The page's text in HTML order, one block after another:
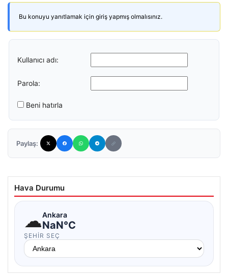
Bu konuyu yanıtlamak için giriş yapmış olmalısınız.
Kullanıcı adı:
Parola:
Beni hatırla
Paylaş:
Hava Durumu
☁Ankara
NaN°C
ŞEHIR SEÇ